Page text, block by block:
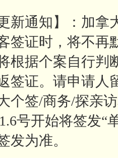
新通知】：加
签证时，将不再
根据个案自行判
签证。请申请人
个签/商务/探亲
号开始将签发
发为准。